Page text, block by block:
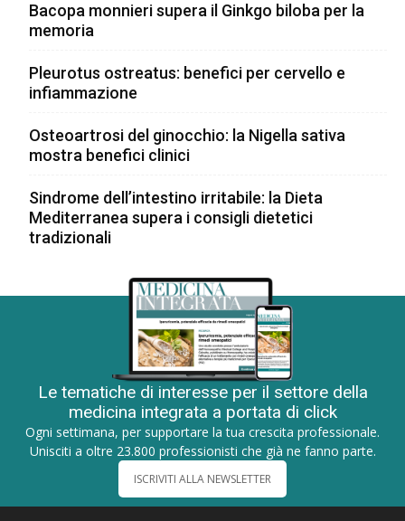
Bacopa monnieri supera il Ginkgo biloba per la
memoria
Pleurotus ostreatus: benefici per cervello e
infiammazione
Osteoartrosi del ginocchio: la Nigella sativa
mostra benefici clinici
Sindrome dell’intestino irritabile: la Dieta
Mediterranea supera i consigli dietetici
tradizionali
Le tematiche di interesse per il settore della
medicina integrata a portata di click
Ogni settimana, per supportare la tua crescita professionale.
Unisciti a oltre 23.800 professionisti che già ne fanno parte.
ISCRIVITI ALLA NEWSLETTER